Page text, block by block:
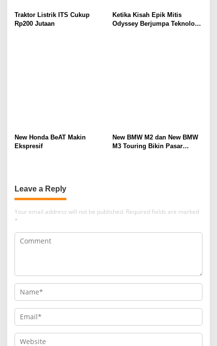
Traktor Listrik ITS Cukup
Rp200 Jutaan
Ketika Kisah Epik Mitis
Odyssey Berjumpa Teknologi
New Honda BeAT Makin
Ekspresif
New BMW M2 dan New BMW
M3 Touring Bikin Pasar
Leave a Reply
Your email address will not be published. Required fields are marked
*